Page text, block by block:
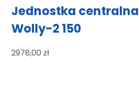
Jednostka centralna
Wolly-2 150
2978,00 zł